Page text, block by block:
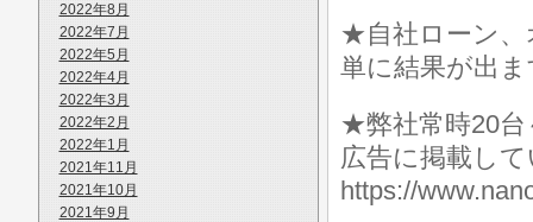
2022年8月
2022年7月
2022年5月
2022年4月
2022年3月
2022年2月
2022年1月
2021年11月
2021年10月
2021年9月
★自社ローン、
単に結果が出
★弊社常時20台
広告に掲載し
https://